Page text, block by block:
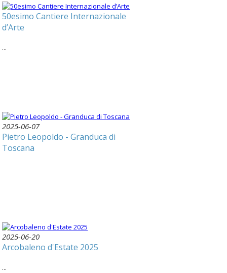
50esimo Cantiere Internazionale
d’Arte
...
2025-06-07
Pietro Leopoldo - Granduca di
Toscana
2025-06-20
Arcobaleno d'Estate 2025
...